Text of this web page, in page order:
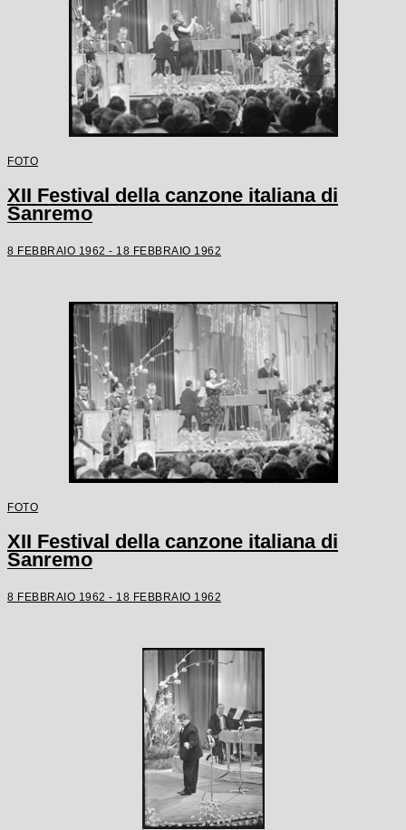
FOTO
XII Festival della canzone italiana di
Sanremo
8 FEBBRAIO 1962 - 18 FEBBRAIO 1962
FOTO
XII Festival della canzone italiana di
Sanremo
8 FEBBRAIO 1962 - 18 FEBBRAIO 1962